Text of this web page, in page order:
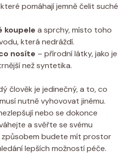
pomáhají jemně čelit suché
koupele a ⁤sprchy, místo ‌toho
která⁣ nedráždí.
nosíte – ⁢přírodní látky, jako je
než ​syntetika.
člověk je‌ jedinečný,⁣ a to, co
nutně ⁤vyhovovat jinému.
nebo se dokonce
a⁤ svěřte se svému
⁢budete mít prostor
lepších možností péče.